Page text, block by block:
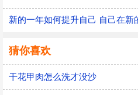
猜你喜欢
干花甲肉怎么洗才没沙